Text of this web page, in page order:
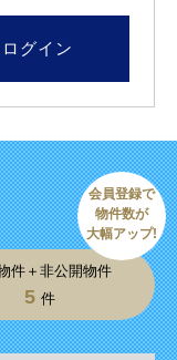
ログイン
件＋非公開物件
5 件
会員登録で
物件数が
大幅アップ!